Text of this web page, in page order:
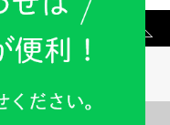
もっと見る